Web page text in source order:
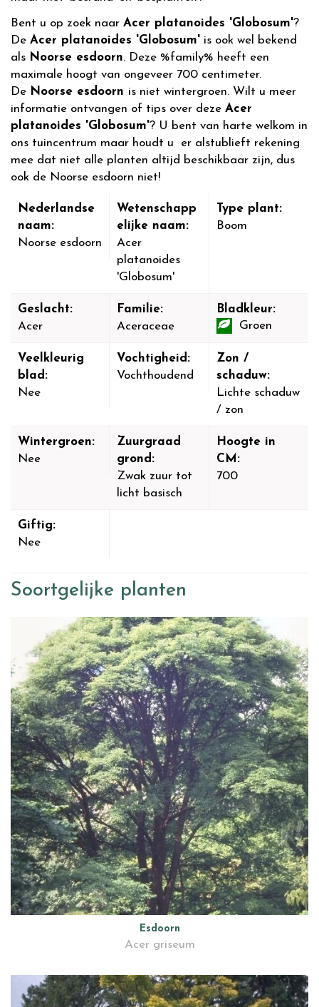
Bent u op zoek naar Acer platanoides 'Globosum'?
De Acer platanoides 'Globosum' is ook wel bekend
als Noorse esdoorn. Deze %family% heeft een
maximale hoogt van ongeveer 700 centimeter.
De Noorse esdoorn is niet wintergroen. Wilt u meer
informatie ontvangen of tips over deze Acer
platanoides 'Globosum'? U bent van harte welkom in
ons tuincentrum maar houdt u er alstublieft rekening
mee dat niet alle planten altijd beschikbaar zijn, dus
ook de Noorse esdoorn niet!
Nederlandse
naam:
Noorse esdoorn
Wetenschapp
elijke naam:
Acer
platanoides
'Globosum'
Type plant:
Boom
Geslacht:
Acer
Familie:
Aceraceae
Bladkleur:
Groen
Veelkleurig
blad:
Nee
Vochtigheid:
Vochthoudend
Zon /
schaduw:
Lichte schaduw
/ zon
Wintergroen:
Nee
Zuurgraad
grond:
Zwak zuur tot
licht basisch
Hoogte in
CM:
700
Giftig:
Nee
Soortgelijke planten
Esdoorn
Acer griseum